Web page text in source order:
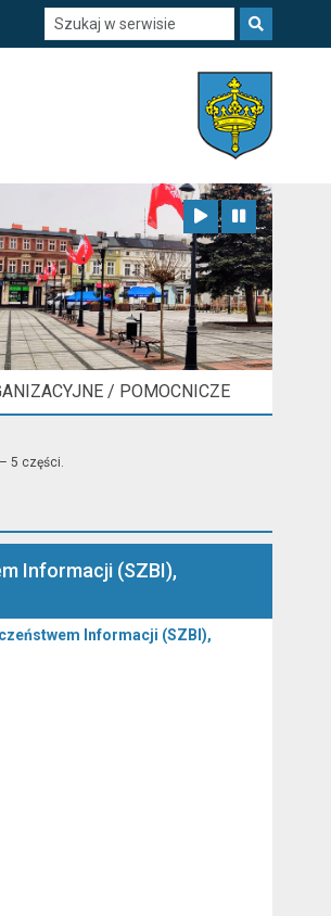
/ POMOCNICZE
5 części.
Informacji (SZBI),
Informacji (SZBI),